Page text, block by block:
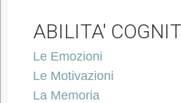
ABILITA'
Le Emozioni
Le Motivazioni
La Memoria